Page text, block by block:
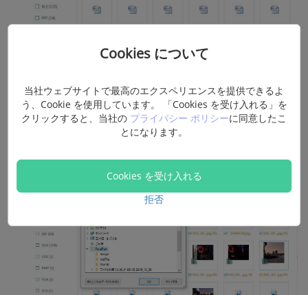
ステップ3、保存先を決めると、選定されたWordファイ
ルは復元されて指定された場所に出力されます。
Cookies について
当社ウェブサイトで最高のエクスペリエンスを提供できるよ
う、Cookie を使用しています。 「Cookies を受け入れる」を
クリックすると、当社の プライバシー ポリシーに同意したこ
とになります。
Cookies を受け入れる
拒否